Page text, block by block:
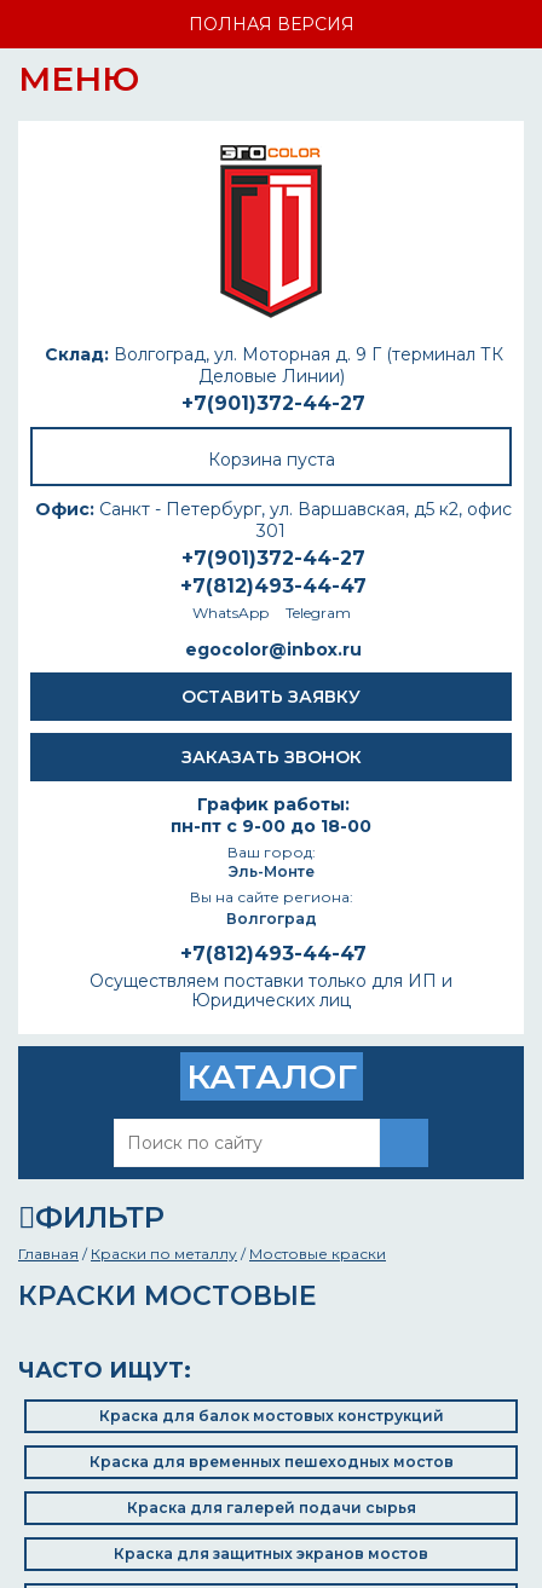
ПОЛНАЯ ВЕРСИЯ
МЕНЮ
Склад:Волгоград, ул. Моторная д. 9 Г (терминал ТК
Деловые Линии)
+7(901)372-44-27
Корзина пуста
Офис: Санкт - Петербург, ул. Варшавская, д5 к2, офис
301
+7(901)372-44-27
+7(812)493-44-47
WhatsApp Telegram
egocolor@inbox.ru
ОСТАВИТЬ ЗАЯВКУ
ЗАКАЗАТЬ ЗВОНОК
График работы:
пн-пт с 9-00 до 18-00
Ваш город:
Эль-Монте
Вы на сайте региона:
Волгоград
+7(812)493-44-47
Осуществляем поставки только для ИП и
Юридических лиц
КАТАЛОГ
ФИЛЬТР
Главная / Краски по металлу / Мостовые краски
КРАСКИ МОСТОВЫЕ
ЧАСТО ИЩУТ:
Краска для балок мостовых конструкций
Краска для временных пешеходных мостов
Краска для галерей подачи сырья
Краска для защитных экранов мостов